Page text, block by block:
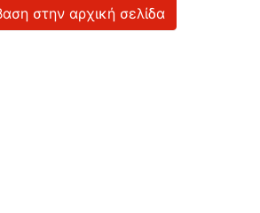
στην αρχική σελίδα